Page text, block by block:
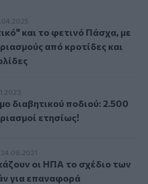
και το φετινό Πάσχα, με
και το φετινό Πάσχα, με
από κροτίδες και
διαβητικού ποδιού: 2.500
διαβητικού ποδιού: 2.500
ετησίως!
οι ΗΠΑ το σχέδιο των
24.09.2021
οι ΗΠΑ το σχέδιο των
για επαναφορά